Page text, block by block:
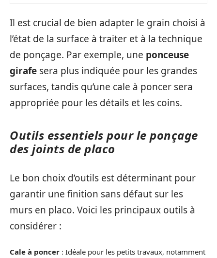
Il est crucial de bien adapter le grain choisi à
l’état de la surface à traiter et à la technique
de ponçage. Par exemple, une ponceuse
girafe sera plus indiquée pour les grandes
surfaces, tandis qu’une cale à poncer sera
appropriée pour les détails et les coins.
Outils essentiels pour le ponçage
des joints de placo
Le bon choix d’outils est déterminant pour
garantir une finition sans défaut sur les
murs en placo. Voici les principaux outils à
considérer :
Cale à poncer : Idéale pour les petits travaux, notamment